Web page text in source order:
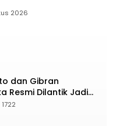
2026
dan Gibran
Resmi Dilantik Jadi
RI
1722